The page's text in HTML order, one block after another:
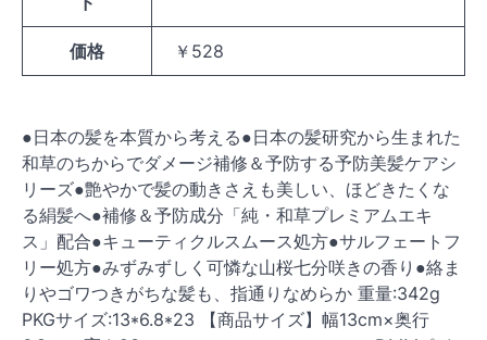
価格 ￥528
●日本の髪を本質から考える●日本の髪研究から生まれた
和草のちからでダメージ補修＆予防する予防美髪ケアシ
リーズ●艶やかで髪の動きさえも美しい、ほどきたくな
る絹髪へ●補修＆予防成分「純・和草プレミアムエキ
ス」配合●キューティクルスムース処方●サルフェートフ
リー処方●みずみずしく可憐な山桜七分咲きの香り●絡ま
りやゴワつきがちな髪も、指通りなめらか 重量:342g
PKGサイズ:13*6.8*23 【商品サイズ】幅13cm×奥行